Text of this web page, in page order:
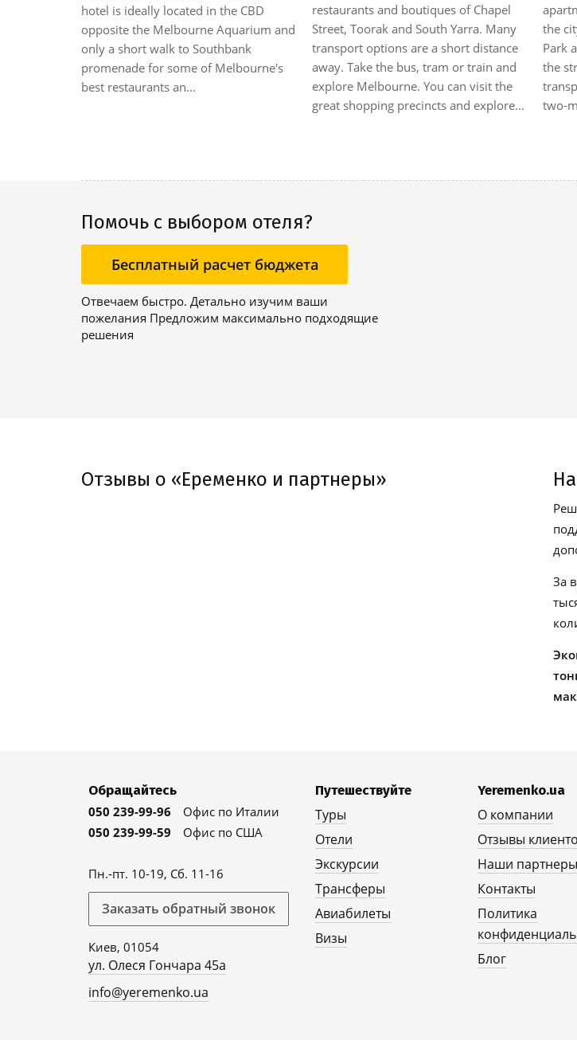
hotel is ideally located in the CBD
opposite the Melbourne Aquarium and
only a short walk to Southbank
promenade for some of Melbourne's
best restaurants an...
restaurants and boutiques of Chapel
Street, Toorak and South Yarra. Many
transport options are a short distance
away. Take the bus, tram or train and
explore Melbourne. You can visit the
great shopping precincts and explore...
the
Park
the
two-
Помочь с выбором отеля?
Бесплатный расчет бюджета
Отвечаем быстро. Детально изучим ваши
пожелания Предложим максимально подходящие
решения
Отзывы о «Еременко и партнеры»
За
Обращайтесь
050 239-99-96
Офис по Италии
050 239-99-59
Офис по США
Пн.-пт. 10-19, Сб. 11-16
Заказать обратный звонок
Киев, 01054
ул. Олеся Гончара 45а
info@yeremenko.ua
Путешествуйте
Туры
Отели
Экскурсии
Трансферы
Авиабилеты
Визы
Yeremenko.ua
О компании
Отзывы
Наши партнеры
Контакты
Политика
Блог